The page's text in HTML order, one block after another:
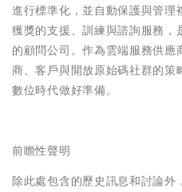
進行標準化，並自動保護與管
獲獎的支援、訓練與諮詢服務
的顧問公司。作為雲端服務供
商、客戶與開放原始碼社群的
數位時代做好準備。
前瞻性聲明
除此處包含的歷史訊息和討論